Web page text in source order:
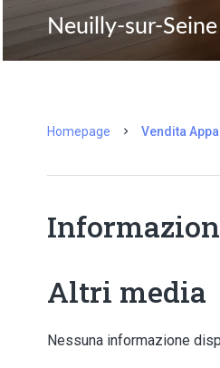
Neuilly-sur-Seine
Homepage Vendita
Altri media
Nessuna informazione